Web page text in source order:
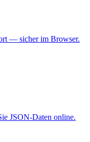
— sicher im Browser.
JSON-Daten online.